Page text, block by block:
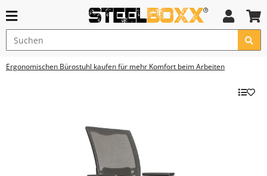
Ergonomischen Bürostuhl kaufen für mehr Komfort beim Arbeiten